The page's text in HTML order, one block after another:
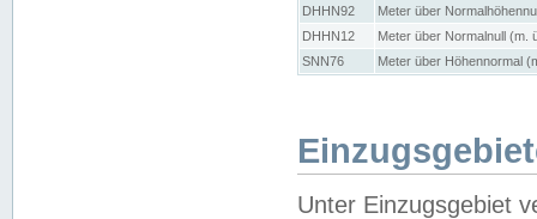
DHHN92
Meter über
DHHN12
Meter über Normalnull (m.
SNN76
Meter über Höhennormal
Unter Einzugsgebiet